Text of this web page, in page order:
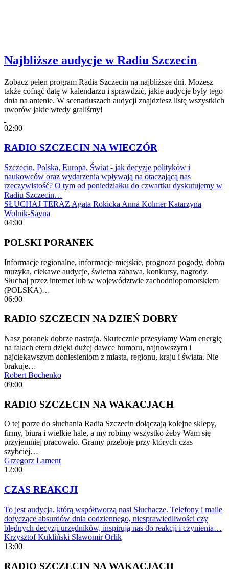
Najbliższe audycje w Radiu Szczecin
Zobacz pełen program Radia Szczecin na najbliższe dni. Możesz
także cofnąć datę w kalendarzu i sprawdzić, jakie audycje były tego
dnia na antenie. W scenariuszach audycji znajdziesz listę wszystkich
uworów jakie wtedy graliśmy!
02:00
RADIO SZCZECIN NA WIECZÓR
Szczecin, Polska, Europa, Świat - jak decyzje polityków i
naukowców oraz wydarzenia wpływają na otaczającą nas
rzeczywistość? O tym od poniedziałku do czwartku dyskutujemy w
Radiu Szczecin…
SŁUCHAJ TERAZ Agata Rokicka Anna Kolmer Katarzyna
Wolnik-Sayna
04:00
POLSKI PORANEK
Informacje regionalne, informacje miejskie, prognoza pogody, dobra
muzyka, ciekawe audycje, świetna zabawa, konkursy, nagrody.
Słuchaj przez internet lub w województwie zachodniopomorskiem
(POLSKA)…
06:00
RADIO SZCZECIN NA DZIEŃ DOBRY
Nasz poranek dobrze nastraja. Skutecznie przesyłamy Wam energię
na falach eteru dzięki dużej dawce humoru, najnowszym i
najciekawszym doniesieniom z miasta, regionu, kraju i świata. Nie
brakuje…
Robert Bochenko
09:00
RADIO SZCZECIN NA WAKACJACH
O tej porze do słuchania Radia Szczecin dołączają kolejne sklepy,
firmy, biura i wielkie hale, a my robimy wszystko żeby Wam się
przyjemniej pracowało. Gramy przeboje przy których czas
szybciej…
Grzegorz Lament
12:00
CZAS REAKCJI
To jest audycja, którą współtworzą nasi Słuchacze. Telefony i maile
dotyczące absurdów dnia codziennego, niesprawiedliwości czy
błędnych decyzji urzędników, inspirują nas do reakcji i czynienia…
Krzysztof Kukliński Sławomir Orlik
13:00
RADIO SZCZECIN NA WAKACJACH